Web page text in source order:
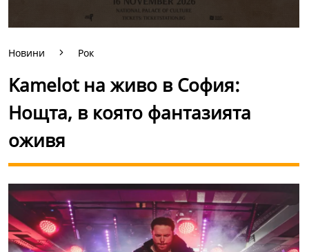
Новини Рок
Kamelot на живо в София:
Нощта, в която фантазията
оживя